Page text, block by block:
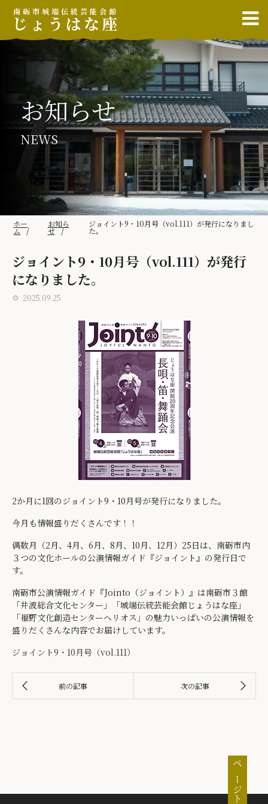
南砺市城端伝統芸能会館
じょうはな座
お知らせ
NEWS
ホー
ム
お知ら
せ
ジョイント9・10月号（vol.111）が発行になりまし
た。
ジョイント9・10月号（vol.111）が発行
になりました。
2025.09.25
2か月に1回のジョイント9・10月号が発行になりました。
今月も情報盛りだくさんです！！
偶数月（2月、4月、6月、8月、10月、12月）25日は、南砺市内
３つの文化ホールの公演情報ガイド『ジョイント』の発行日で
す。
南砺市公演情報ガイド『Jointo（ジョイント）』は南砺市３館
「井波総合文化センター」「城端伝統芸能会館じょうはな座」
「福野文化創造センターヘリオス」の魅力いっぱいの公演情報を
盛りだくさんな内容でお届けしています。
ジョイント9・10月号（vol.111）